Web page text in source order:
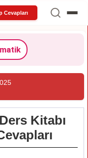
Cevapları
Kitabı